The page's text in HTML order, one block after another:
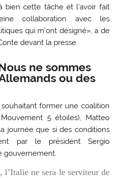
bien cette tâche et l’avoir fait
collaboration avec les
qui m’ont désigné», a de
devant la presse.
ne sommes
ou des
former une coalition
5 étoiles), Matteo
journée que si des conditions
par le président Sergio
gouvernement.
l’Italie ne sera le serviteur de